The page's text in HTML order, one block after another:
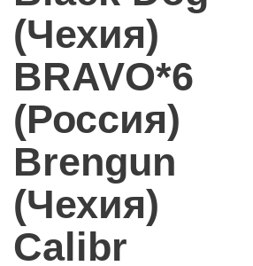
(Чехия)
BRAVO*6
(Россия)
Brengun
(Чехия)
Calibr